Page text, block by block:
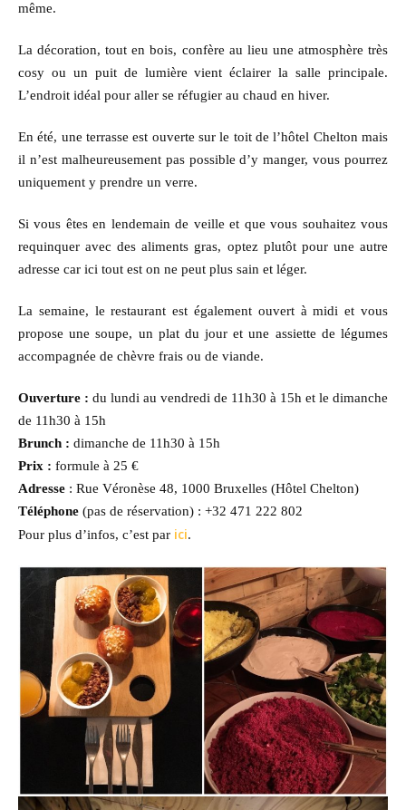
même.
La décoration, tout en bois, confère au lieu une atmosphère très
cosy ou un puit de lumière vient éclairer la salle principale.
L’endroit idéal pour aller se réfugier au chaud en hiver.
En été, une terrasse est ouverte sur le toit de l’hôtel Chelton mais
il n’est malheureusement pas possible d’y manger, vous pourrez
uniquement y prendre un verre.
Si vous êtes en lendemain de veille et que vous souhaitez vous
requinquer avec des aliments gras, optez plutôt pour une autre
adresse car ici tout est on ne peut plus sain et léger.
La semaine, le restaurant est également ouvert à midi et vous
propose une soupe, un plat du jour et une assiette de légumes
accompagnée de chèvre frais ou de viande.
Ouverture : du lundi au vendredi de 11h30 à 15h et le dimanche
de 11h30 à 15h
Brunch : dimanche de 11h30 à 15h
Prix : formule à 25 €
Adresse : Rue Véronèse 48, 1000 Bruxelles (Hôtel Chelton)
Téléphone (pas de réservation) : +32 471 222 802
Pour plus d’infos, c’est par ici.